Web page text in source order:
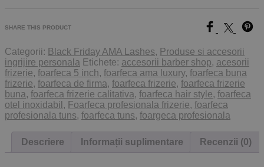
SHARE THIS PRODUCT
Categorii: Black Friday AMA Lashes, Produse si accesorii
ingrijire personala Etichete: accesorii barber shop, acesorii
frizerie, foarfeca 5 inch, foarfeca ama luxury, foarfeca buna
frizerie, foarfeca de firma, foarfeca frizerie, foarfeca frizerie
buna, foarfeca frizerie calitativa, foarfeca hair style, foarfeca
otel inoxidabil , Foarfeca profesionala frizerie, foarfeca
profesionala tuns, foarfeca tuns, foargeca profesionala
Descriere Informații suplimentare Recenzii (0)